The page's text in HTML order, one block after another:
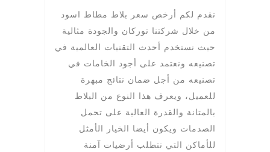
نقدم لكم أرخص سعر بلاط مطاط اسود
من خلال شركتنا توركان والجودة مثالية
حيث نستخدم أحدث التقنيات العالمية في
تصنيعه ونعتمد على أجود الخامات في
تصنيعه من أجل ضمان نتائج مبهرة
للعميل، ويعرف هذا النوع من البلاط
بالمتانة والقدرة العالية على تحمل
الصدمات ويكون أيضا الخيار الأمثل
للأماكن التي نتطلب أرضيات آمنة